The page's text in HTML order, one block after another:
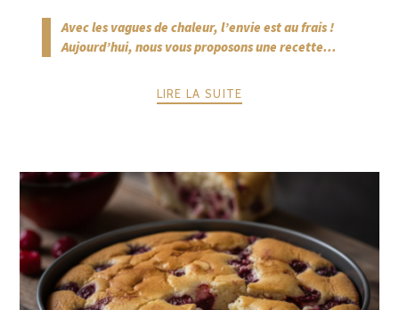
Avec les vagues de chaleur, l’envie est au frais !
Aujourd’hui, nous vous proposons une recette...
LIRE LA SUITE